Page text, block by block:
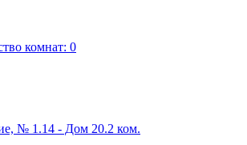
комнат: 0
№ 1.14 - Дом 20.2 ком.